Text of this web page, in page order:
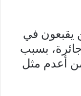
يقبعون في
بسبب
أعدم مثل